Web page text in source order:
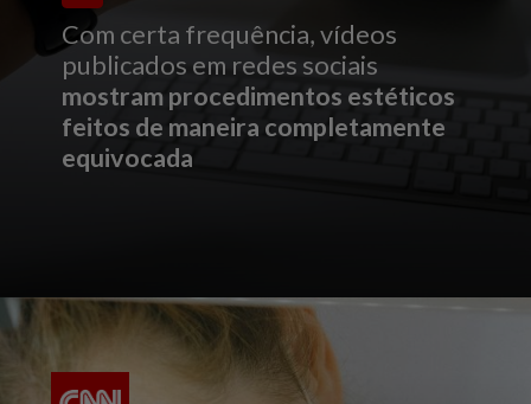
Com certa frequência, vídeos
publicados em redes sociais
mostram procedimentos estéticos
feitos de maneira completamente
equivocada